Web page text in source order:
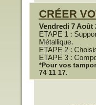
CRÉER
Vendredi 7 Août
ETAPE 1 :
Métallique.
ETAPE 2 :
ETAPE 3 :
*Pour vos
74 11 17.